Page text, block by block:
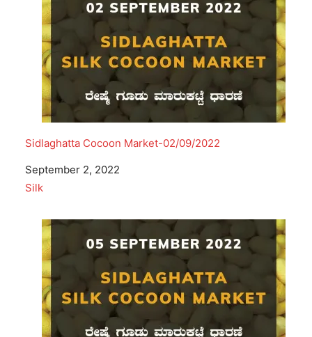
Sidlaghatta Cocoon Market-02/09/2022
Date
September 2, 2022
In relation to
Silk